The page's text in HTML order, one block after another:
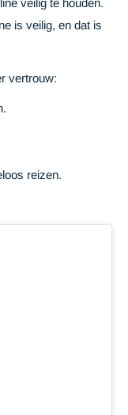
veilig te houden.
is veilig, en dat is
vertrouw:
reizen.